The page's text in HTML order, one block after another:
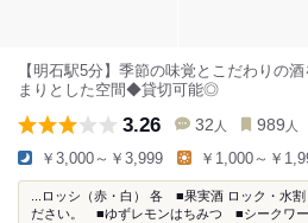
【明石駅5分】季節の味覚とこだわりの
まりとした空間◆貸切可能◎
3.26 32 人 989 人
￥3,000～￥3,999 ￥1,000～￥
...ロッシ（赤・白） 各 ■果実酒 ロック・水
ださい。 ■ゆずレモンはちみつ ■シークワ